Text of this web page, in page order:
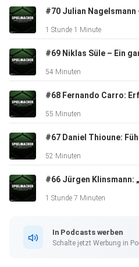
Fußballs ist
definitiv gegeben.“
Seiten“ ist
eine Gemeinschafts-Produktion
Podcastbande.
Podcasts gibt.
Wer es auch sehen will: Als
Fußball von allen Seiten" in
News und
1 Stunde 1 Minute
54 Minuten
55 Minuten
52 Minuten
1 Stunde 7 Minuten
In Podcasts werben
Schalte jetzt Werbung in